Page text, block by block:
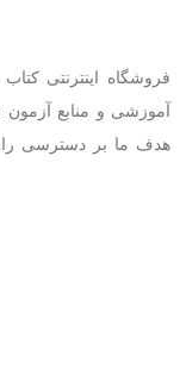
فروشگاه اینترنتی
آموزشی و منابع
هدف ما بر دسترسی